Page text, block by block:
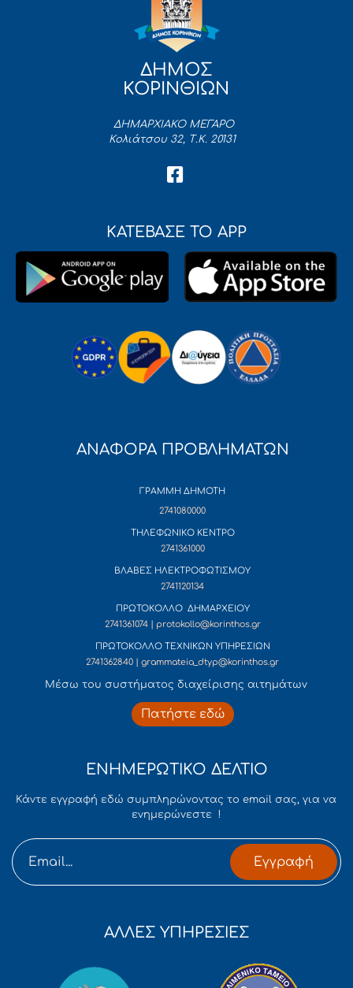
ΔΗΜΟΣ
ΚΟΡΙΝΘΙΩΝ
ΔΗΜΑΡΧΙΑΚΟ ΜΕΓΑΡΟ
Κολιάτσου 32, Τ.Κ. 20131
ΚΑΤΕΒΑΣΕ ΤΟ APP
ΑΝΑΦΟΡΑ ΠΡΟΒΛΗΜΑΤΩΝ
ΓΡΑΜΜΗ ΔΗΜΟΤΗ
2741080000
ΤΗΛΕΦΩΝΙΚΟ ΚΕΝΤΡΟ
2741361000
ΒΛΑΒΕΣ ΗΛΕΚΤΡΟΦΩΤΙΣΜΟΥ
2741120134
ΠΡΩΤΟΚΟΛΛΟ ΔΗΜΑΡΧΕΙΟΥ
2741361074 | protokollo@korinthos.gr
ΠΡΩΤΟΚΟΛΛΟ ΤΕΧΝΙΚΩΝ ΥΠΗΡΕΣΙΩΝ
2741362840 | grammateia_dtyp@korinthos.gr
Mέσω του συστήματος διαχείρισης αιτημάτων
Πατήστε εδώ
ΕΝΗΜΕΡΩΤΙΚΟ ΔΕΛΤΙΟ
Κάντε εγγραφή εδώ συμπληρώνοντας το email σας, για να
ενημερώνεστε !
Εγγραφή
ΑΛΛΕΣ ΥΠΗΡΕΣΙΕΣ